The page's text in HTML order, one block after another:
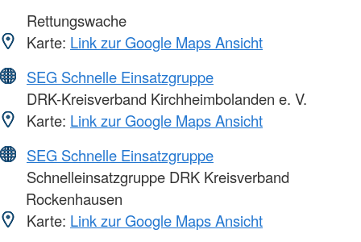
Rettungswache
Karte: Link zur Google Maps Ansicht
SEG Schnelle Einsatzgruppe
DRK-Kreisverband Kirchheimbolanden e. V.
Karte: Link zur Google Maps Ansicht
SEG Schnelle Einsatzgruppe
Schnelleinsatzgruppe DRK Kreisverband
Rockenhausen
Karte: Link zur Google Maps Ansicht